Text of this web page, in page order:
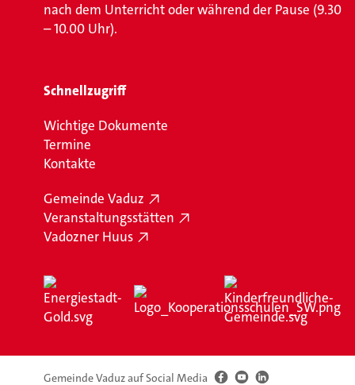
nach dem Unterricht oder während der Pause (9.30
– 10.00 Uhr).
Schnellzugriff
Wichtige Dokumente
Termine
Kontakte
Gemeinde Vaduz
Veranstaltungsstätten
Vadozner Huus
Gemeinde Vaduz auf Social Media